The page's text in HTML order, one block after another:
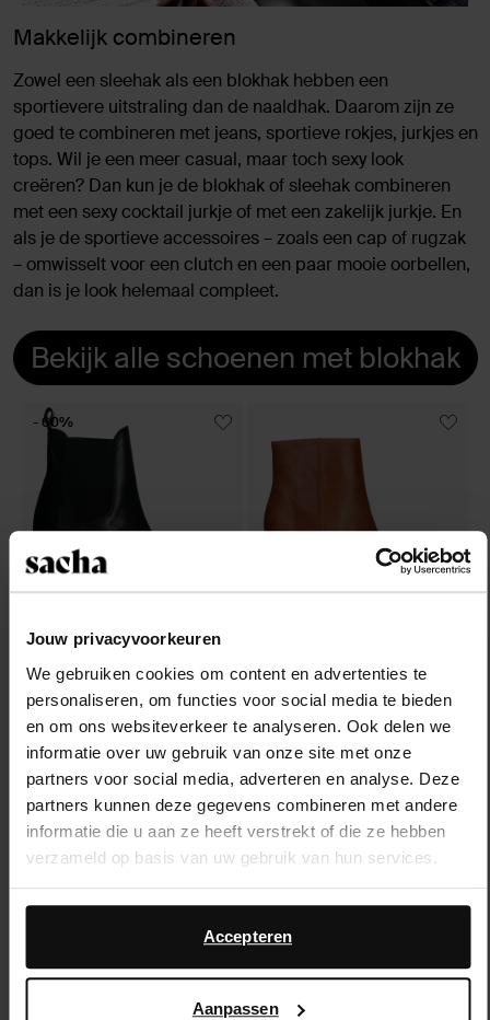
Jouw privacyvoorkeuren
We gebruiken cookies om content en advertenties te
personaliseren, om functies voor social media te bieden
en om ons websiteverkeer te analyseren. Ook delen we
informatie over uw gebruik van onze site met onze
partners voor social media, adverteren en analyse. Deze
partners kunnen deze gegevens combineren met andere
informatie die u aan ze heeft verstrekt of die ze hebben
verzameld op basis van uw gebruik van hun services.
Daarnaast werken wij samen met Google voor
advertentie- en meetdoeleinden. Meer informatie over hoe
Google uw persoonsgegevens gebruikt, vindt u op
Accepteren
Aanpassen
Makkelijk combineren
Zowel een sleehak als een blokhak hebben een
sportievere uitstraling dan de naaldhak. Daarom zijn ze
goed te combineren met jeans, sportieve rokjes, jurkjes en
tops. Wil je een meer casual, maar toch sexy look
creëren? Dan kun je de blokhak of sleehak combineren
met een sexy cocktail jurkje of met een zakelijk jurkje. En
als je de sportieve accessoires – zoals een cap of rugzak
– omwisselt voor een clutch en een paar mooie oorbellen,
dan is je look helemaal compleet.
Bekijk alle schoenen met blokhak
Zwarte enkellaarsjes met hak
126.00
50.40
- 60%
157.99